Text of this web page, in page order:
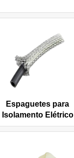
Espaguetes para
Isolamento Elétrico